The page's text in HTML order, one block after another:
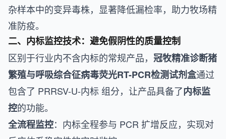
杂样本中的变异毒株，显著降低漏检率，助力牧场精
准防疫。
二、内标监控技术：避免假阴性的质量控制
区别于行业内不含内标的常规产品， 冠牧精准诊断猪
繁殖与呼吸综合征病毒荧光RT-PCR检测试剂盒通过
包含了 PRRSV-U-内标 组分，让产品具备了内标监
控的功能。
全流程监控：内标全程参与 PCR 扩增反应，实现对